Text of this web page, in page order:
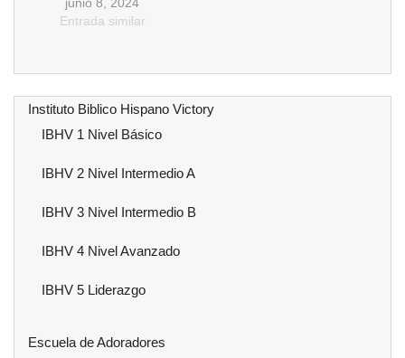
Entrada similar
Instituto Biblico Hispano Victory
IBHV 1 Nivel Básico
IBHV 2 Nivel Intermedio A
IBHV 3 Nivel Intermedio B
IBHV 4 Nivel Avanzado
IBHV 5 Liderazgo
Escuela de Adoradores